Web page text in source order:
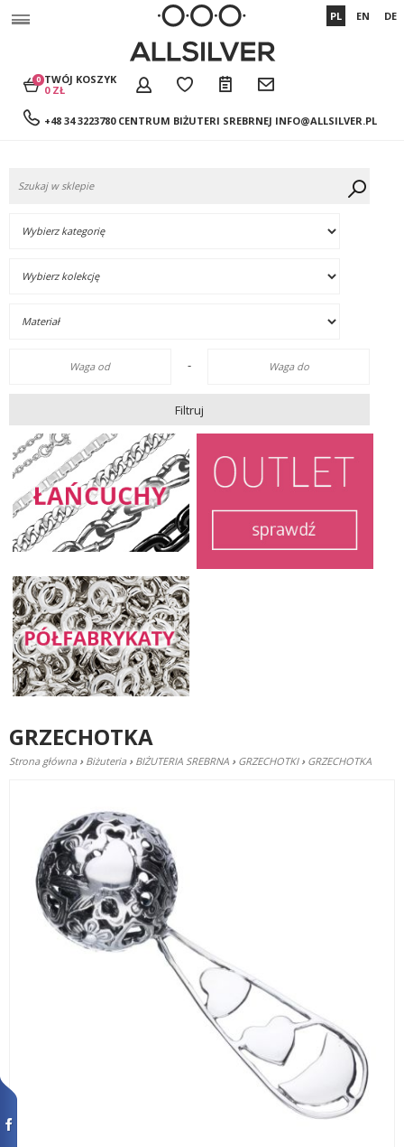
+48 34 3223780 CENTRUM BIŻUTERI SREBRNEJ INFO@ALLSILVER.PL
TWÓJ KOSZYK
0 ZŁ
0
PL EN DE
-
Filtruj
GRZECHOTKA
Strona główna › Biżuteria › BIŻUTERIA SREBRNA › GRZECHOTKI › GRZECHOTKA